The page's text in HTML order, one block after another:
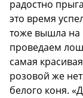
радостно
это время
тоже вышла на
проведаем
самая
розовой же
белого коня.